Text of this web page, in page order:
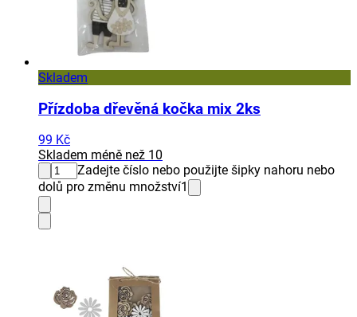
Skladem
Přízdoba dřevěná kočka mix 2ks
99 Kč
Skladem méně než 10
Zadejte číslo nebo použijte šipky nahoru nebo
dolů pro změnu množství1